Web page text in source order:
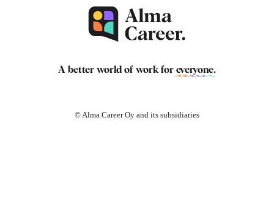
A better world of work for everyone.
© Alma Career Oy and its subsidiaries